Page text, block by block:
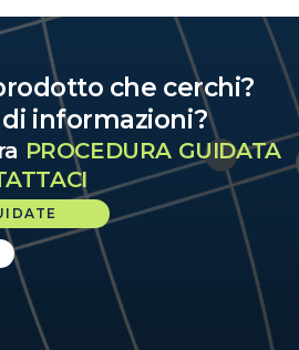
che cerchi?
informazioni?
PROCEDURA GUIDATA